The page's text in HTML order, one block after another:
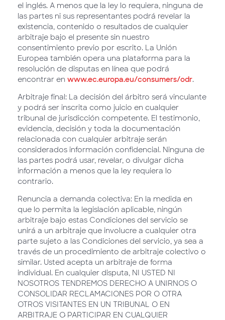
el inglés. A menos que la ley lo requiera, ninguna de
las partes ni sus representantes podrá revelar la
existencia, contenido o resultados de cualquier
arbitraje bajo el presente sin nuestro
consentimiento previo por escrito. La Unión
Europea también opera una plataforma para la
resolución de disputas en línea que podrá
encontrar en www.ec.europa.eu/consumers/odr.
Arbitraje final: La decisión del árbitro será vinculante
y podrá ser inscrita como juicio en cualquier
tribunal de jurisdicción competente. El testimonio,
evidencia, decisión y toda la documentación
relacionada con cualquier arbitraje serán
considerados información confidencial. Ninguna de
las partes podrá usar, revelar, o divulgar dicha
información a menos que la ley requiera lo
contrario.
Renuncia a demanda colectiva: En la medida en
que lo permita la legislación aplicable, ningún
arbitraje bajo estas Condiciones del servicio se
unirá a un arbitraje que involucre a cualquier otra
parte sujeto a las Condiciones del servicio, ya sea a
través de un procedimiento de arbitraje colectivo o
similar. Usted acepta un arbitraje de forma
individual. En cualquier disputa, NI USTED NI
NOSOTROS TENDREMOS DERECHO A UNIRNOS O
CONSOLIDAR RECLAMACIONES POR O OTRA
OTROS VISITANTES EN UN TRIBUNAL O EN
ARBITRAJE O PARTICIPAR EN CUALQUIER